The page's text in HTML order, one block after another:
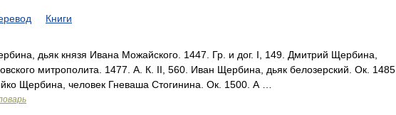
Книги
дьяк князя Ивана Можайского. 1447. Гр. и дог. I, 149. Дмитрий Щербина,
митрополита. 1477. А. К. II, 560. Иван Щербина, дьяк белозерский. Ок. 1485.
Щербина, человек Гневаша Стогинина. Ок. 1500. А …